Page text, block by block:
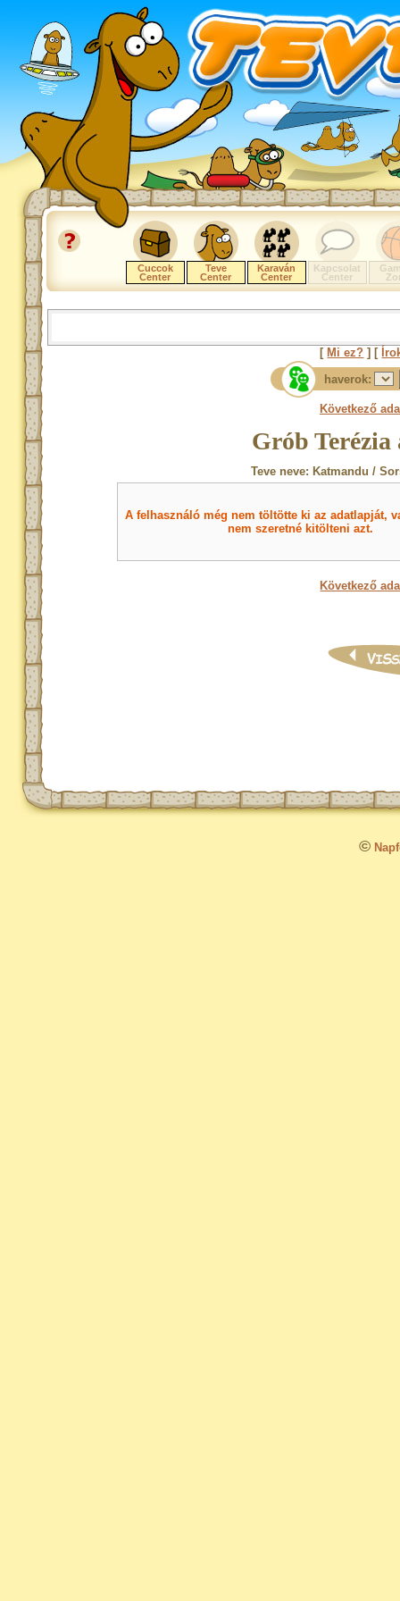
Cuccok
Center
Teve
Center
Karaván
Center
Kapcsolat
Center
[ Mi ez? ] [
haverok:
Következő
Grób
Teve neve: Katmandu /
A felhasználó még nem töltötte ki az adatlapját,
nem szeretné kitölteni azt.
Következő
©